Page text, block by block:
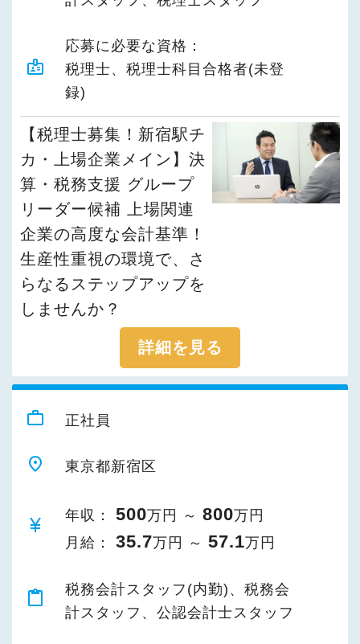
badge
応募に必要な資格：
税理士、税理士科目合格者(未登
録)
【税理士募集！新宿駅チ
カ・上場企業メイン】決
算・税務支援 グループ
リーダー候補 上場関連
企業の高度な会計基準！
生産性重視の環境で、さ
らなるステップアップを
しませんか？
詳細を見る
work_outline 正社員
place 東京都新宿区
currency_yen
年収： 500万円 ～ 800万円
月給： 35.7万円 ～ 57.1万円
content_paste
税務会計スタッフ(内勤)、税務会
計スタッフ、公認会計士スタッフ